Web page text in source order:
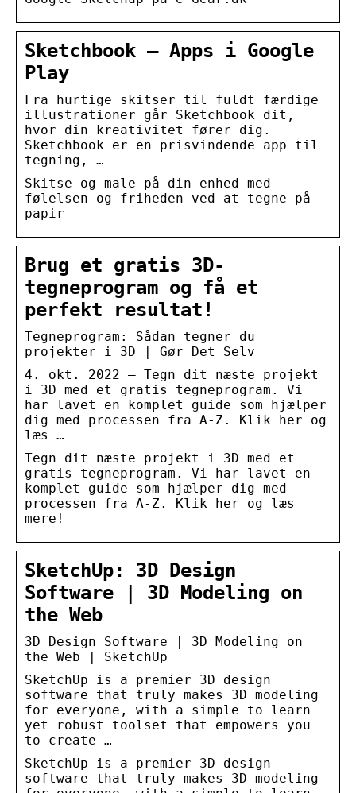
Sketchbook – Apps i Google
Play
Fra hurtige skitser til fuldt færdige
illustrationer går Sketchbook dit,
hvor din kreativitet fører dig.
Sketchbook er en prisvindende app til
tegning, …
Skitse og male på din enhed med
følelsen og friheden ved at tegne på
papir
Brug et gratis 3D-
tegneprogram og få et
perfekt resultat!
Tegneprogram: Sådan tegner du
projekter i 3D | Gør Det Selv
4. okt. 2022 — Tegn dit næste projekt
i 3D med et gratis tegneprogram. Vi
har lavet en komplet guide som hjælper
dig med processen fra A-Z. Klik her og
læs …
Tegn dit næste projekt i 3D med et
gratis tegneprogram. Vi har lavet en
komplet guide som hjælper dig med
processen fra A-Z. Klik her og læs
mere!
SketchUp: 3D Design
Software | 3D Modeling on
the Web
3D Design Software | 3D Modeling on
the Web | SketchUp
SketchUp is a premier 3D design
software that truly makes 3D modeling
for everyone, with a simple to learn
yet robust toolset that empowers you
to create …
SketchUp is a premier 3D design
software that truly makes 3D modeling